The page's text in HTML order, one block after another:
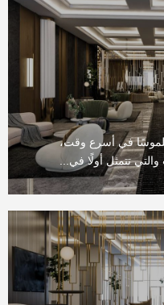
ملموسًا في أسرع وقت،
تتمثل أولًا في...